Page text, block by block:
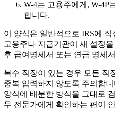
W-4는 고용주에게, W-4P
합니다.
이 양식은 일반적으로 IRS에
고용주나 지급기관이 새 설정
후 급여명세서 또는 연금 명세
복수 직장이 있는 경우 모든 직
중복 입력하지 않도록 주의합
양식에 배분한 방식을 그대로
무 전문가에게 확인하는 편이